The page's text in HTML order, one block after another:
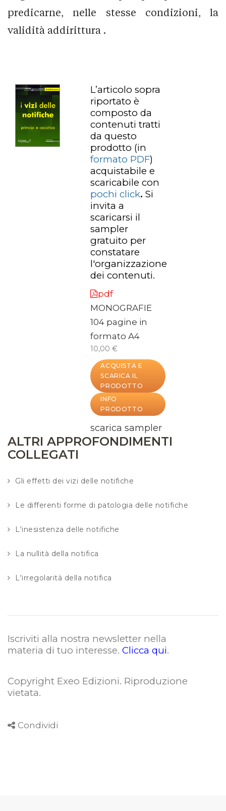
predicarne, nelle stesse condizioni, la
validità addirittura .
L’articolo sopra
riportato è
composto da
contenuti tratti
da questo
prodotto (in
formato PDF)
acquistabile e
scaricabile con
pochi click. Si
invita a
scaricarsi il
sampler
gratuito per
constatare
l'organizzazione
dei contenuti.
pdf
MONOGRAFIE
104 pagine in
formato A4
10,00 €
ACQUISTA E
SCARICA IL
PRODOTTO
INFO
PRODOTTO
scarica sampler
ALTRI APPROFONDIMENTI
COLLEGATI
Gli effetti dei vizi delle notifiche
Le differenti forme di patologia delle notifiche
L'inesistenza delle notifiche
La nullità della notifica
L'irregolarità della notifica
Iscriviti alla nostra newsletter nella
materia di tuo interesse. Clicca qui.
Copyright Exeo Edizioni. Riproduzione
vietata.
Condividi